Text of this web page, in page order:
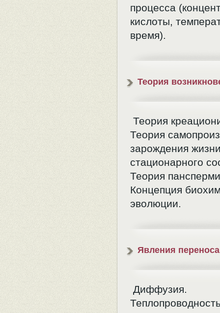
процесса
кислоты,
время).
Теория
Теория
Теория
зарождения
стационарного
Теория
Концепция
эволюции.
Явления
Диффузия.